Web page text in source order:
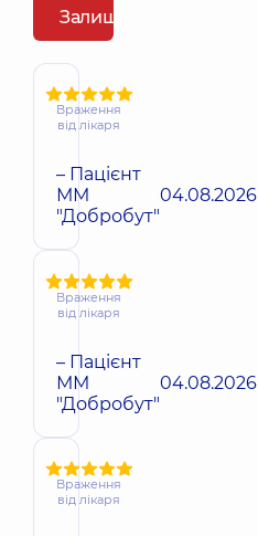
Залишити відгук
Враження
від лікаря
– Пацієнт
ММ
"Добробут"
04.08.2026
Враження
від лікаря
– Пацієнт
ММ
"Добробут"
04.08.2026
Враження
від лікаря